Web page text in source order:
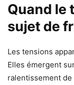
Quand le
sujet de
Les tensions
Elles émergent
ralentissement